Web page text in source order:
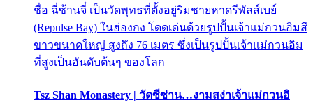
ชื่อ ฉี่ซ้านจี๋ เป็นวัดพุทธที่ตั้งอยู่ริมชายหาดรีพัลส์เบย์
(Repulse Bay) ในฮ่องกง โดดเด่นด้วยรูปปั้นเจ้าแม่กวนอิมสี
ขาวขนาดใหญ่ สูงถึง 76 เมตร ซึ่งเป็นรูปปั้นเจ้าแม่กวนอิม
ที่สูงเป็นอันดับต้นๆ ของโลก
Tsz Shan Monastery | วัดซีซ่าน…งามสง่าเจ้าแม่กวนอิ